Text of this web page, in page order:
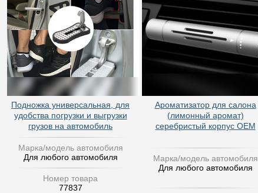
Подножка универсальная, для
удобства погрузки и выгрузки
грузов на автомобиль
Марка/модель автомобиля
Для любого автомобиля
Номер товара
77837
Ароматизатор для салона
(лимонный аромат)
серебристый корпус OEM
Марка/модель автомобиля
Для любого автомобиля